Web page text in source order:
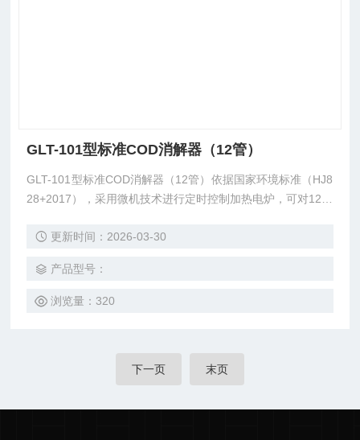
GLT-101型标准COD消解器（12管）
GLT-101型标准COD消解器（12管）依据国家环境标准（HJ8
28+2017），采用微机技术进行定时控制加热电炉，可对12个
球形回流管，并以风冷技术取代传统自来水冷却方式，采用倒
器更美观，同时还提高了仪器使用的安全性。
更新时间：2026-03-30
产品型号：
浏览量：320
下一页 末页